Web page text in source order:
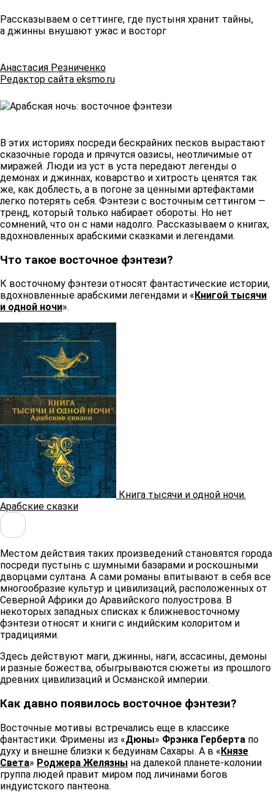
Рассказываем о сеттинге, где пустыня хранит тайны,
а джинны внушают ужас и восторг
Анастасия Резниченко
Редактор сайта eksmo.ru
В этих историях посреди бескрайних песков вырастают
сказочные города и прячутся оазисы, неотличимые от
миражей. Люди из уст в уста передают легенды о
демонах и джиннах, коварство и хитрость ценятся так
же, как доблесть, а в погоне за ценными артефактами
легко потерять себя. Фэнтези с восточным сеттингом —
тренд, который только набирает обороты. Но нет
сомнений, что он с нами надолго. Рассказываем о книгах,
вдохновленных арабскими сказками и легендами. ​
Что такое восточное фэнтези? ​​
К восточному фэнтези относят фантастические истории,
вдохновленные арабскими легендами и « Книгой тысячи
и одной ночи».
Книга тысячи и одной ночи.
Арабские сказки
Местом действия таких произведений становятся города
посреди пустынь с шумными базарами и роскошными
дворцами султана. А сами романы впитывают в себя все
многообразие культур и цивилизаций, расположенных от
Северной Африки до Аравийского полуострова. В
некоторых западных списках к ближневосточному
фэнтези относят и книги с индийским колоритом и
традициями. ​​
Здесь действуют маги, джинны, наги, ассасины, демоны
и разные божества, обыгрываются сюжеты из прошлого
древних цивилизаций и Османской империи. ​​
Как давно появилось восточное фэнтези? ​​
Восточные мотивы встречались еще в классике
фантастики. Фримены из «Дюны» Фрэнка Герберта по
духу и внешне близки к бедуинам Сахары. А в «Князе
Света» Роджера Желязны на далекой планете-колонии
группа людей правит миром под личинами богов
индуистского пантеона. ​​